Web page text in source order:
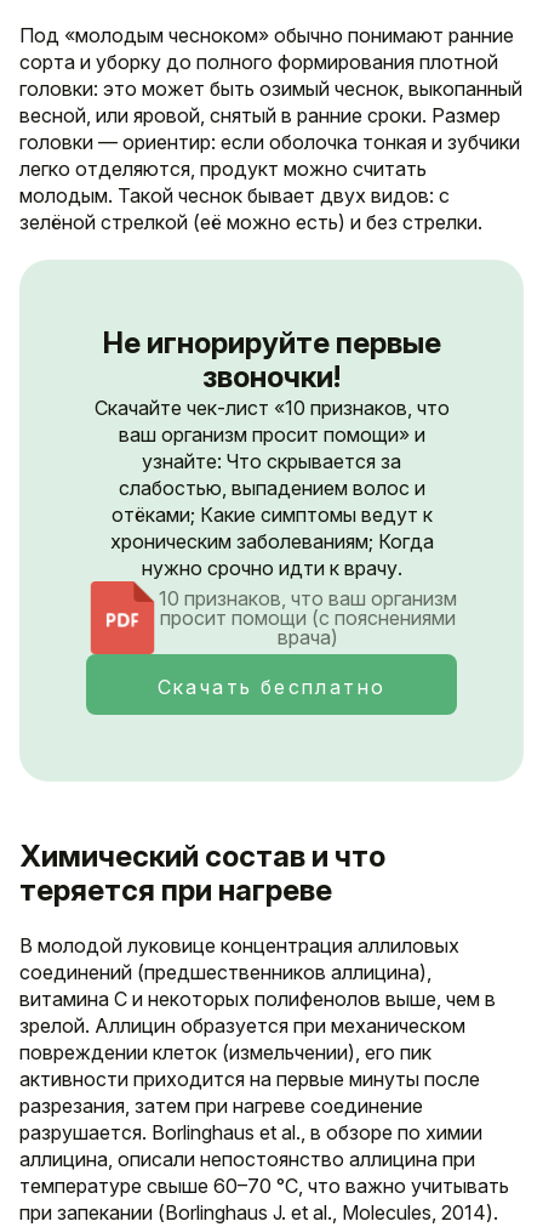
Под «молодым чесноком» обычно понимают ранние
сорта и уборку до полного формирования плотной
головки: это может быть озимый чеснок, выкопанный
весной, или яровой, снятый в ранние сроки. Размер
головки — ориентир: если оболочка тонкая и зубчики
легко отделяются, продукт можно считать
молодым. Такой чеснок бывает двух видов: с
зелёной стрелкой (её можно есть) и без стрелки.
Не игнорируйте первые
звоночки!
Скачайте чек-лист «10 признаков, что
ваш организм просит помощи» и
узнайте: Что скрывается за
слабостью, выпадением волос и
отёками; Какие симптомы ведут к
хроническим заболеваниям; Когда
нужно срочно идти к врачу.
10 признаков, что ваш организм
просит помощи (с пояснениями
врача)
Скачать бесплатно
Химический состав и что
теряется при нагреве
В молодой луковице концентрация аллиловых
соединений (предшественников аллицина),
витаминa C и некоторых полифенолов выше, чем в
зрелой. Аллицин образуется при механическом
повреждении клеток (измельчении), его пик
активности приходится на первые минуты после
разрезания, затем при нагреве соединение
разрушается. Borlinghaus et al., в обзоре по химии
аллицина, описали непостоянство аллицина при
температуре свыше 60–70 °C, что важно учитывать
при запекании (Borlinghaus J. et al., Molecules, 2014).